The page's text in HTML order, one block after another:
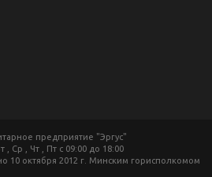
предприятие "Эргус"
Ср , Чт , Пт c 09:00 до 18:00
10 октября 2012 г. Минским горисполкомом